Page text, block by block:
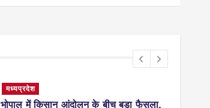
मध्यप्रदेश
भोपाल में किसान आंदोलन के बीच बड़ा फैसला,